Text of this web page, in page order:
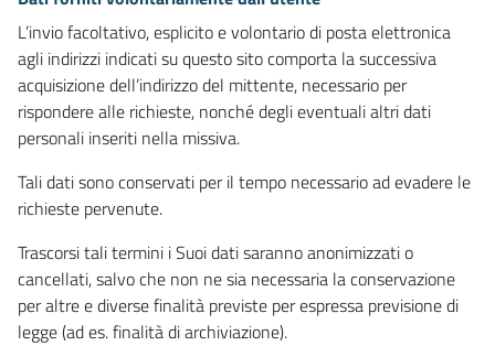
L’invio facoltativo, esplicito e volontario di posta elettronica
agli indirizzi indicati su questo sito comporta la successiva
acquisizione dell’indirizzo del mittente, necessario per
rispondere alle richieste, nonché degli eventuali altri dati
personali inseriti nella missiva.
Tali dati sono conservati per il tempo necessario ad evadere le
richieste pervenute.
Trascorsi tali termini i Suoi dati saranno anonimizzati o
cancellati, salvo che non ne sia necessaria la conservazione
per altre e diverse finalità previste per espressa previsione di
legge (ad es. finalità di archiviazione).